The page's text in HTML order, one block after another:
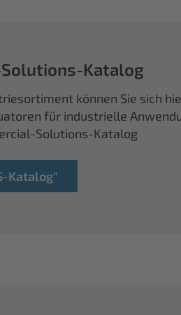
Katalog
können Sie sich
für industrielle
Solutions-Katalog
Katalog"